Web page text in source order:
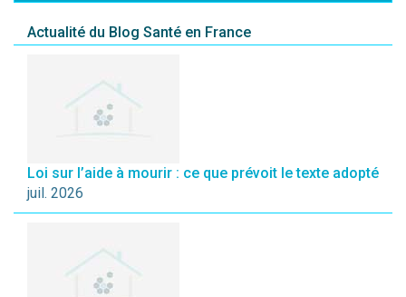
Actualité du Blog Santé en France
Loi sur l’aide à mourir : ce que prévoit le texte adopté
juil. 2026